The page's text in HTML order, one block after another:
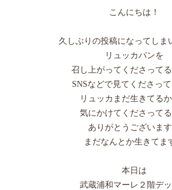
こんにちは！
久しぶりの投稿になってしま
リュッカパンを
召し上がってくださって
SNSなどで見てくださっ
リュッカまだ生きてる
気にかけてくださって
ありがとうございます
まだなんとか生きてま
本日は
武蔵浦和マーレ２階デ